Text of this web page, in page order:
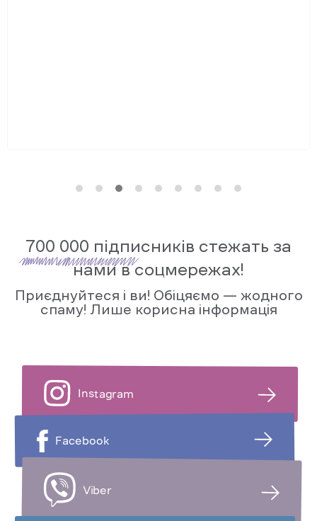
700 000 підписників стежать за
нами в соцмережах!
Приєднуйтеся і ви! Обіцяємо — жодного
спаму! Лише корисна інформація
Instagram
Facebook
Viber